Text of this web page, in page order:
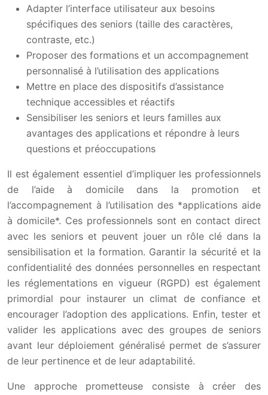
Adapter l’interface utilisateur aux besoins
spécifiques des seniors (taille des caractères,
contraste, etc.)
Proposer des formations et un accompagnement
personnalisé à l’utilisation des applications
Mettre en place des dispositifs d’assistance
technique accessibles et réactifs
Sensibiliser les seniors et leurs familles aux
avantages des applications et répondre à leurs
questions et préoccupations
Il est également essentiel d’impliquer les professionnels
de l’aide à domicile dans la promotion et
l’accompagnement à l’utilisation des *applications aide
à domicile*. Ces professionnels sont en contact direct
avec les seniors et peuvent jouer un rôle clé dans la
sensibilisation et la formation. Garantir la sécurité et la
confidentialité des données personnelles en respectant
les réglementations en vigueur (RGPD) est également
primordial pour instaurer un climat de confiance et
encourager l’adoption des applications. Enfin, tester et
valider les applications avec des groupes de seniors
avant leur déploiement généralisé permet de s’assurer
de leur pertinence et de leur adaptabilité.
Une approche prometteuse consiste à créer des